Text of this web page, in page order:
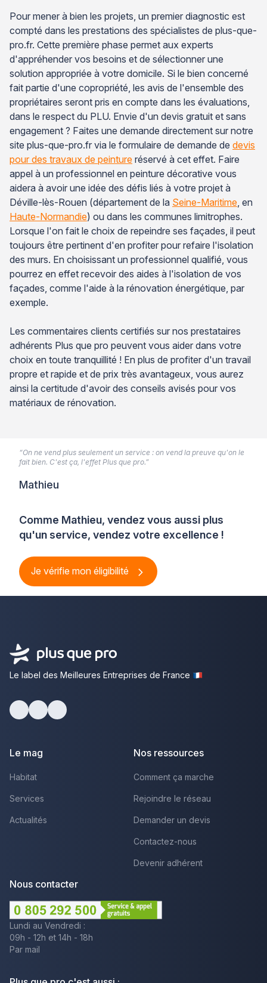
Pour mener à bien les projets, un premier diagnostic est
compté dans les prestations des spécialistes de plus-que-
pro.fr. Cette première phase permet aux experts
d'appréhender vos besoins et de sélectionner une
solution appropriée à votre domicile. Si le bien concerné
fait partie d'une copropriété, les avis de l'ensemble des
propriétaires seront pris en compte dans les évaluations,
dans le respect du PLU. Envie d'un devis gratuit et sans
engagement ? Faites une demande directement sur notre
site plus-que-pro.fr via le formulaire de demande de devis
pour des travaux de peinture réservé à cet effet. Faire
appel à un professionnel en peinture décorative vous
aidera à avoir une idée des défis liés à votre projet à
Déville-lès-Rouen (département de la Seine-Maritime , en
Haute-Normandie) ou dans les communes limitrophes.
Lorsque l'on fait le choix de repeindre ses façades, il peut
toujours être pertinent d'en profiter pour refaire l'isolation
des murs. En choisissant un professionnel qualifié, vous
pourrez en effet recevoir des aides à l'isolation de vos
façades, comme l'aide à la rénovation énergétique, par
exemple.
Les commentaires clients certifiés sur nos prestataires
adhérents Plus que pro peuvent vous aider dans votre
choix en toute tranquillité ! En plus de profiter d'un travail
propre et rapide et de prix très avantageux, vous aurez
ainsi la certitude d'avoir des conseils avisés pour vos
matériaux de rénovation.
Comme Mathieu, vendez vous aussi plus
qu'un service, vendez votre excellence !
Je vérifie mon éligibilité
“On ne vend plus seulement un service : on vend la preuve qu'on le
fait bien. C'est ça, l'effet Plus que pro.”
Mathieu
Le label des Meilleures Entreprises de France
Le mag
Habitat
Services
Actualités
Nos ressources
Comment ça marche
Rejoindre le réseau
Demander un devis
Contactez-nous
Devenir adhérent
Nous contacter
Lundi au Vendredi :
09h - 12h et 14h - 18h
Par mail